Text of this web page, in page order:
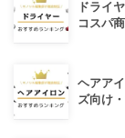
ドライ
コスパ商
ヘアア
ズ向け